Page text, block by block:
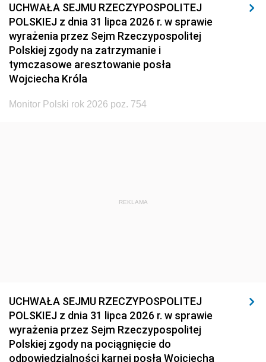
UCHWAŁA SEJMU RZECZYPOSPOLITEJ
POLSKIEJ z dnia 31 lipca 2026 r. w sprawie
wyrażenia przez Sejm Rzeczypospolitej
Polskiej zgody na zatrzymanie i
tymczasowe aresztowanie posła
Wojciecha Króla
Monitor Polski rok 2026 poz. 754
REKLAMA
UCHWAŁA SEJMU RZECZYPOSPOLITEJ
POLSKIEJ z dnia 31 lipca 2026 r. w sprawie
wyrażenia przez Sejm Rzeczypospolitej
Polskiej zgody na pociągnięcie do
odpowiedzialności karnej posła Wojciecha